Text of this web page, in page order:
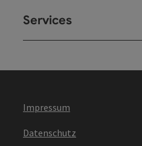
Services
Impressum
Datenschutz